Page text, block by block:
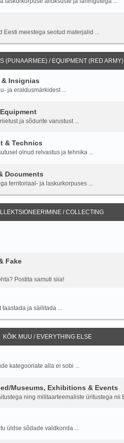
Eesti meestega seotud materjalid ...
(PUNAARMEE) / EQUIPMENT (RED ARMY)
& Insignias
ja eraldusmärkidest ...
ja sõdurite varustust ...
& Technics
olnud relvastus ja tehnika ...
Documents
territoriaal- ja laskurkorpuses ...
/ COLLECTING
Fake
Postita samuti siia!
ja säilitada ...
KÕIK MUU / EVERYTHING ELSE
kategooriate alla ei sobi ...
Museums, Exhibitions & Events
ning militaarteemaliste üritustega nii
üldse sõdade valdkonda ...